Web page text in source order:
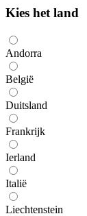
Kies het land
Andorra
België
Duitsland
Frankrijk
Ierland
Italië
Liechtenstein